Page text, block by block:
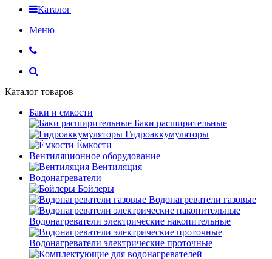
Каталог
Меню
Каталог товаров
Баки и емкости
Баки расширительные
Гидроаккумуляторы
Ёмкости
Вентиляционное оборудование
Вентиляция
Водонагреватели
Бойлеры
Водонагреватели газовые
Водонагреватели электрические накопительные
Водонагреватели электрические проточные